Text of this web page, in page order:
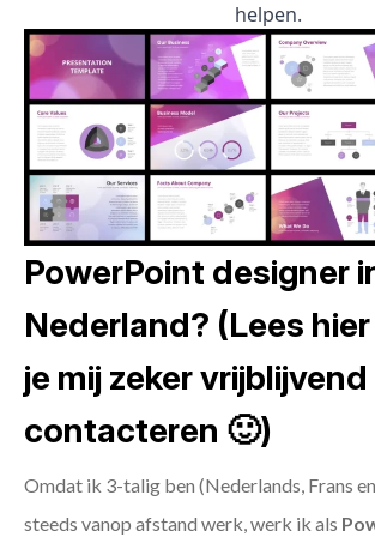
helpen.
PowerPoint designer
Nederland? (Lees
je mij zeker
contacteren 🙂)
Omdat ik 3-talig ben (Nederlands, Frans
steeds vanop afstand werk, werk ik als